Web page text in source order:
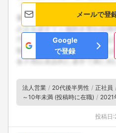
メールで登
Google
で登録
法人営業 20代後半男性 正社員
～10年未満 (投稿時に在職)
2021
投稿日: